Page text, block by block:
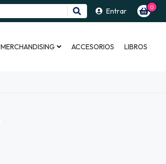
Entrar 0
MERCHANDISING ACCESORIOS LIBROS